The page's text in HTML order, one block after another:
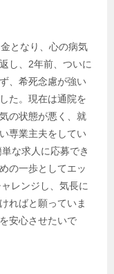
となり、心の病気
し、2年前、ついに
、希死念慮が強い
た。現在は通院を
の状態が悪く、就
専業主夫をしてい
な求人に応募でき
の一歩としてエッ
レンジし、気長に
ればと願っていま
安心させたいで